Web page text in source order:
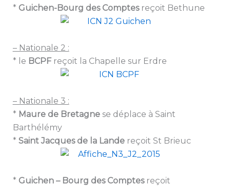
* Guichen-Bourg des Comptesreçoit Bethune
– Nationale 2 :
* le BCPFreçoit la Chapelle sur Erdre
– Nationale 3 :
* Maure de Bretagnese déplace à Saint
Barthélémy
* Saint Jacques de la Landereçoit St Brieuc
* Guichen – Bourg des Comptesreçoit